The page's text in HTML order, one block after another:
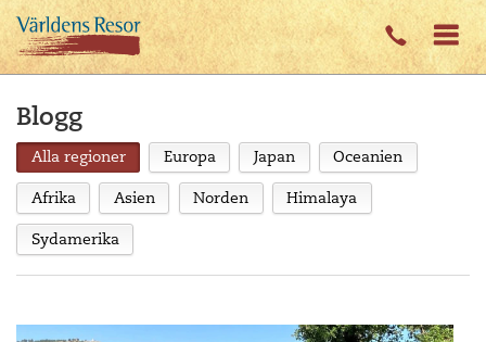
Blogg
Alla regioner Europa Japan Oceanien
Afrika Asien Norden Himalaya
Sydamerika